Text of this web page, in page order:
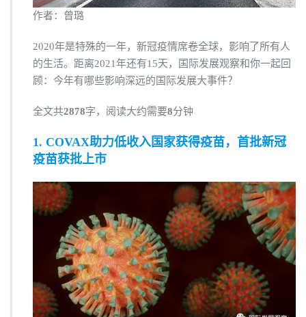
作者：曾璐
2020年是特殊的一年，新冠疫情席卷全球，影响了所有人
的生活。距离2021年还有15天，国际发展观察和你一起回
顾：今年有哪些影响深远的国际发展大事件？
全文共2878字，阅读大约需要8分钟
1. COVAX助力低收入国家获得疫苗，首批新冠
疫苗获批上市